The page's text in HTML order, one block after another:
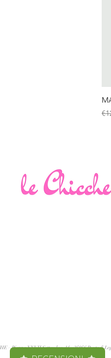
– Piazza XXVII Settembre, 14 – 25056 Ponte di